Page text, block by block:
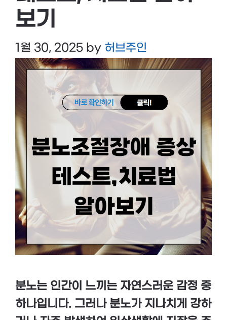
보기
1월 30, 2025 by 허브주인
분노는 인간이 느끼는 자연스러운 감정 중
하나입니다. 그러나 분노가 지나치게 강하